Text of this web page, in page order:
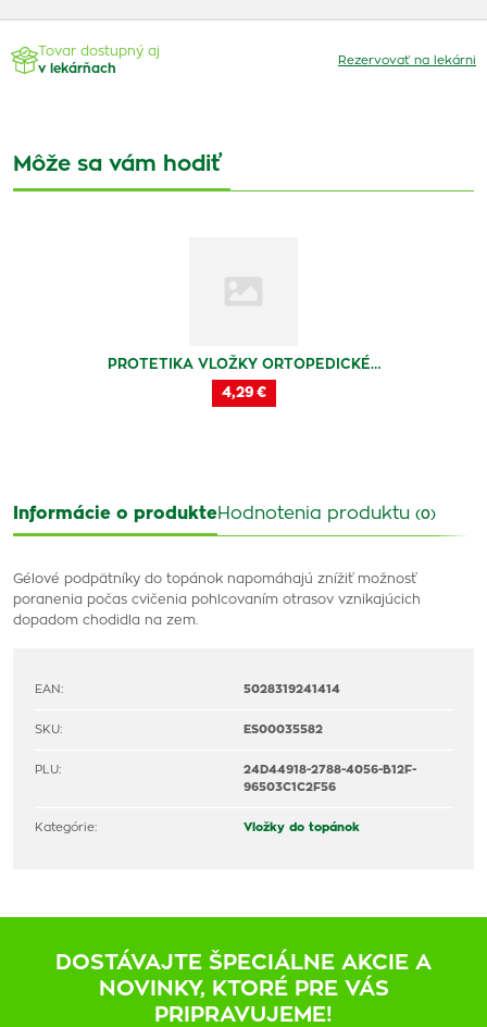
Tovar dostupný aj
v lekárňach
Rezervovať na lekárni
Môže sa vám hodiť
PROTETIKA VLOŽKY ORTOPEDICKÉ…
4,29 €
Informácie o produkteHodnotenia produktu (0)
Gélové podpätníky do topánok napomáhajú znížiť možnosť
poranenia počas cvičenia pohlcovaním otrasov vznikajúcich
dopadom chodidla na zem.
EAN: 5028319241414
SKU: ES00035582
PLU:
24D44918-2788-4056-B12F-
96503C1C2F56
Kategórie: Vložky do topánok
DOSTÁVAJTE ŠPECIÁLNE AKCIE A
NOVINKY, KTORÉ PRE VÁS
PRIPRAVUJEME!